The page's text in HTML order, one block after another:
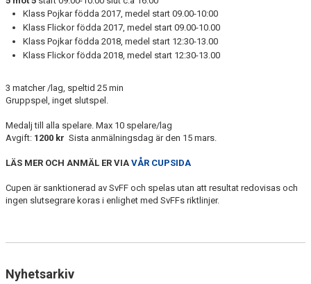
MATCHER
UTBILDNINGAR
Klass Pojkar födda 2017, medel start 09.00-10:00
Klass Flickor födda 2017, medel start 09.00-10.00
Klass Pojkar födda 2018, medel start 12:30-13.00
Klass Flickor födda 2018, medel start 12:30-13.00
3 matcher /lag, speltid 25 min
Gruppspel, inget slutspel.
Medalj till alla spelare. Max 10 spelare/lag
Avgift: 1200 kr Sista anmälningsdag är den 15 mars.
LÄS MER OCH ANMÄL ER VIA VÅR CUPSIDA
Cupen är sanktionerad av SvFF och spelas utan att resultat redovisas och
ingen slutsegrare koras i enlighet med SvFFs riktlinjer.
Nyhetsarkiv